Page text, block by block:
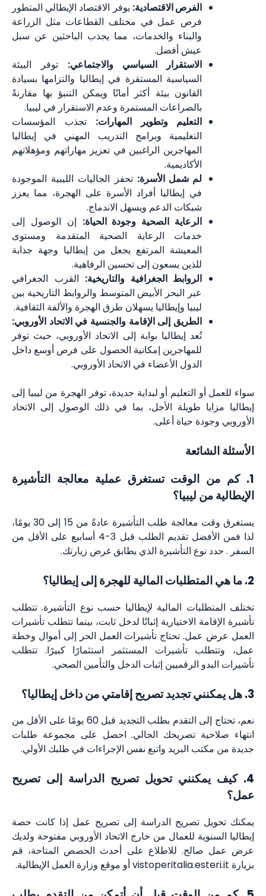
الفرص الاقتصادية: يوفر الاقتصاد الإيطالي المتطور
فرص عمل في مختلف القطاعات مثل الزراعة
والبناء والخدمات، مما يجذب الباحثين عن سبل
عيش أفضل.
الاستقرار السياسي والاجتماعي: توفر البيئة
السياسية المستقرة في إيطاليا والتزامها بسيادة
القانون بيئة أكثر أمانًا ويمكن التنبؤ بها مقارنةً
بالصراعات المستمرة وعدم الاستقرار في ليبيا.
التعليم وتطوير المهارات: تجذب المؤسسات
التعليمية وبرامج التدريب المهني في إيطاليا
المهاجرين الراغبين في تعزيز مهاراتهم ومؤهلاتهم
الأكاديمية.
لم شمل الأسرة: تحفز الجاليات الليبية الموجودة
في إيطاليا أفراد الأسرة على الهجرة، مما يعزز
شبكات الدعم ويسهل الاندماج.
الرعاية الصحية وجودة الحياة: إن الوصول إلى
خدمات الرعاية الصحية المتقدمة ومستوى
المعيشة المرتفع يجعل من إيطاليا وجهة جذابة
للذين يسعون إلى تحسين الرفاهية.
الروابط الجغرافية والتاريخية: القرب الجغرافي
عبر البحر الأبيض المتوسط والروابط التاريخية بين
ليبيا وإيطاليا يسهلان طرق الهجرة والألفة الثقافية.
الطريق إلى الإقامة والجنسية في الاتحاد الأوروبي:
تُعد إيطاليا بوابة إلى الاتحاد الأوروبي، حيث توفر
للمهاجرين إمكانية الحصول على فرص أوسع داخل
الدول الأعضاء في الاتحاد الأوروبي.
سواء للعمل أو التعليم أو لبداية جديدة، توفر الهجرة من ليبيا إلى
إيطاليا مزايا طويلة الأجل، بما في ذلك الوصول إلى الاتحاد
الأوروبي وجودة حياة أعلى.
الأسئلة الشائعة
1. كم من الوقت تستغرق عملية معالجة التأشيرة
الإيطالية من ليبيا؟
يستغرق وقت معالجة طلب التأشيرة عادةً من 15 إلى 30 يومًا،
لذا فمن الأفضل تقديم الطلب قبل 3-4 أسابيع على الأقل من
السفر . حدد نوع التأشيرة الذي يطابق غرض زيارتك.
2. ما هي المتطلبات المالية للهجرة إلى إيطاليا؟
تختلف المتطلبات المالية لإيطاليا حسب نوع التأشيرة. تتطلب
تأشيرة الإقامة الاختيارية إثباتًا لدخل ثابت، بينما تتطلب تأشيرات
العمل عرض عمل. تحتاج تأشيرات العمل الحر إلى أموال وخطة
عمل، وتتطلب تأشيرات المستثمر استثمارًا كبيرًا. تتطلب
تأشيرات البدو الرقميين إثبات الدخل والتأمين الصحي.
3. هل يمكنني تجديد تصريح إقامتي من داخل إيطاليا؟
نعم، تحتاج إلى التقدم بطلب التجديد قبل 60 يومًا على الأقل من
انتهاء صلاحية تصريحك الحالي. احصل على مجموعة طلبات
جديدة من مكتب البريد واتبع نفس الإجراءات في طلبك الأولي.
4. كيف يمكنني تحويل تصريح الدراسة إلى تصريح
عمل؟
يمكنك تحويل تصريح الدراسة إلى تصريح عمل إذا كانت حصة
إيطاليا السنوية للعمال من خارج الاتحاد الأوروبي مفتوحة ولديك
عرض عمل صالح. للاطلاع على أحدث الحصص المتاحة، قم
بزيارة vistoperitalia.esteri.it أو موقع وزارة العمل الإيطالية.